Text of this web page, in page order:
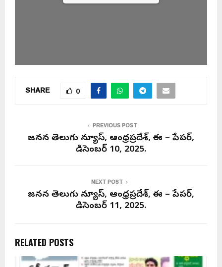
SHARE 0
PREVIOUS POST
జనసేన తెలుగు న్యూస్, ఆంధ్రప్రదేశ్, ఈ – పేపర్,
డిసెంబర్ 10, 2025.
NEXT POST
జనసేన తెలుగు న్యూస్, ఆంధ్రప్రదేశ్, ఈ – పేపర్,
డిసెంబర్ 11, 2025.
RELATED POSTS